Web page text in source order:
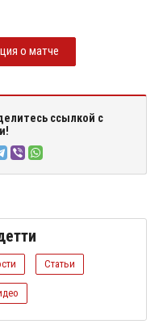
о матче
ссылкой с
Статьи